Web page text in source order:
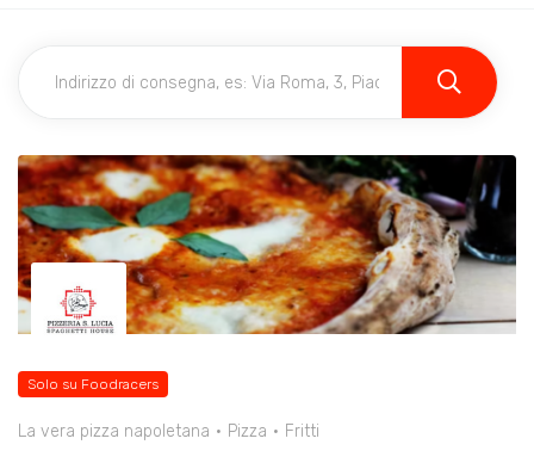
Solo su Foodracers
La vera pizza napoletana Pizza Fritti